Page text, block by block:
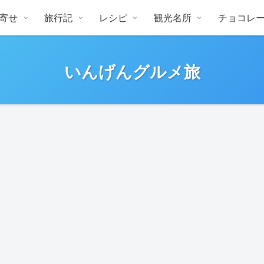
いんげんグルメ旅
せ 旅行記 レシピ 観光名所 チョコレ